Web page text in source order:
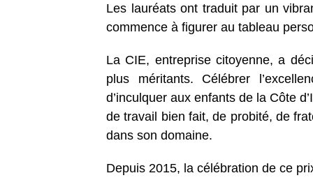
Les lauréats ont traduit par un
commence à figurer au tableau
La CIE, entreprise citoyenne, a
plus méritants. Célébrer
d’inculquer aux enfants de la Côte
de travail bien fait, de probité, de
dans son domaine.
Depuis 2015, la célébration de ce